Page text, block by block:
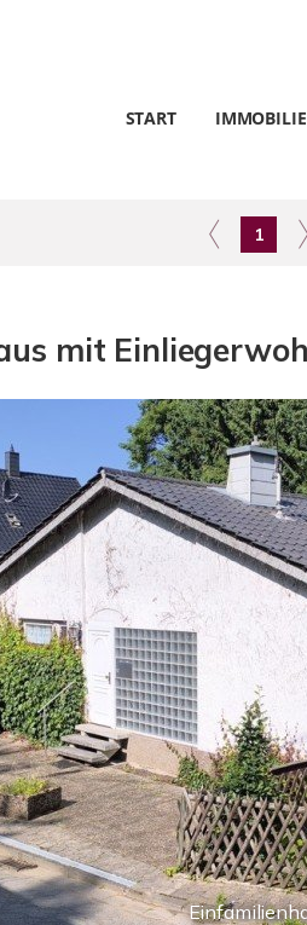
START
1
mit